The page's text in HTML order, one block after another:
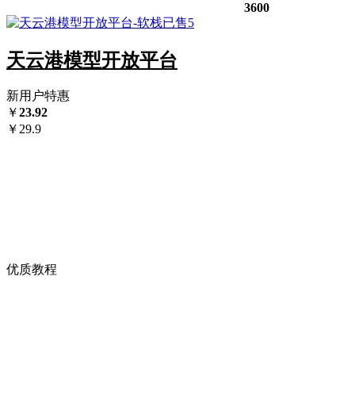
3600
已售5
天云港模型开放平台
新用户特惠
￥23.92
￥29.9
优质教程